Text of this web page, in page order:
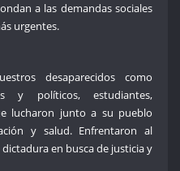
a las demandas sociales
urgentes.
desaparecidos como
y políticos, estudiantes,
lucharon junto a su pueblo
y salud. Enfrentaron al
en busca de justicia y